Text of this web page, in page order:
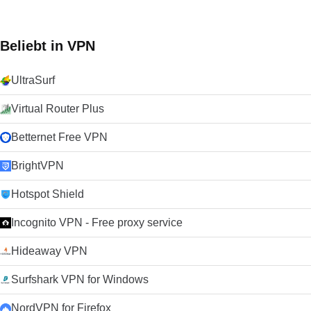
Beliebt in VPN
UltraSurf
Virtual Router Plus
Betternet Free VPN
BrightVPN
Hotspot Shield
Incognito VPN - Free proxy service
Hideaway VPN
Surfshark VPN for Windows
NordVPN for Firefox